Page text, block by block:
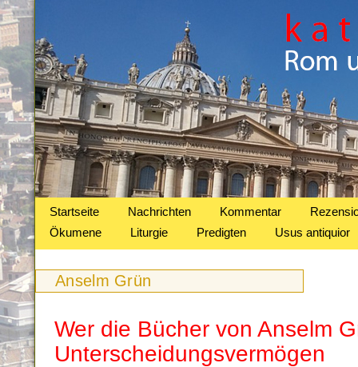
Startseite Nachrichten Kommentar
Ökumene
Liturgie Predigten Usus antiquior
Anselm Grün
Wer die Bücher von Anselm
Unterscheidungsvermögen